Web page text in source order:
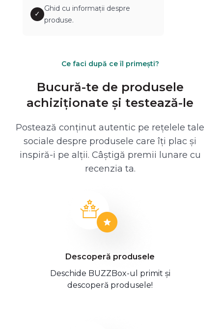
✓
Ghid cu informații despre
produse.
Ce faci după ce îl primești?
Bucură-te de produsele
achiziționate și testează-le
Postează conținut autentic pe rețelele tale
sociale despre produsele care îți plac și
inspiră-i pe alții. Câștigă premii lunare cu
recenzia ta.
Descoperă produsele
Deschide BUZZBox-ul primit și
descoperă produsele!